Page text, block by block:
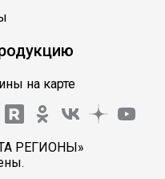
на карте
РЕГИОНЫ»